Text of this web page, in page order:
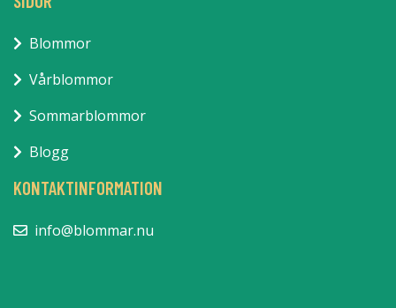
Blommor
Vårblommor
Sommarblommor
Blogg
KONTAKTINFORMATION
info@blommar.nu